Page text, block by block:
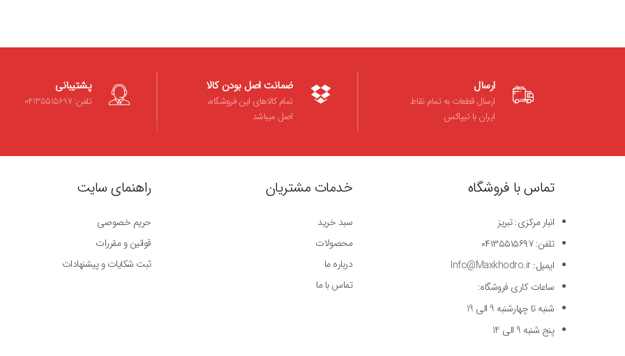
پشتیبانی
تلفن: 04135515697
ضمانت اصل بودن کالا
تمام کالاهای این فروشگاه،
اصل میباشد
ارسال
ارسال قطعات به تمام نقاط
ایران با تیپاکس
راهنمای سایت
حریم خصوصی
قوانین و مقررات
ثبت شکایات و پیشنهادات
خدمات مشتریان
سبد خرید
محصولات
درباره ما
تماس با ما
تماس با فروشگاه
انبار مرکزی: تبریز
تلفن: ۰۴۱۳۵۵۱۵۶۹۷
ایمیل: Info@Maxkhodro.ir
ساعات کاری فروشگاه:
شنبه تا چهارشنبه 9 الی 19
پنج شنبه 9 الی 14